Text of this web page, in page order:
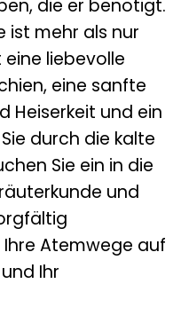
die er benötigt.
ist mehr als nur
eine liebevolle
eine sanfte
Heiserkeit und ein
durch die kalte
Sie ein in die
und
Atemwege auf
Ihr